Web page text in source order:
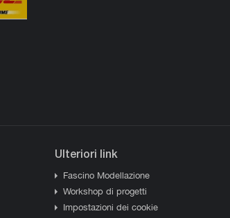
Ulteriori link
Fascino Modellazione
Workshop di progetti
Impostazioni dei cookie